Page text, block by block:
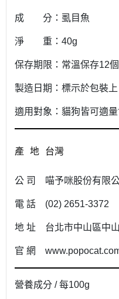
成 分：虱目魚
淨 重：40g
保存期限：常溫保存12個
製造日期：標示於包裝上
適用對象：貓狗皆可適量
產 地 台灣
公 司 喵予咪股份有限
電 話 (02) 2651-3372
地 址 台北市中山區中
官 網
營養成分 / 每100g